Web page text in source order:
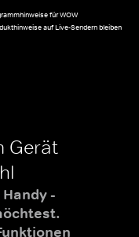
für WOW
auf Live-Sendern bleiben
Gerät
-